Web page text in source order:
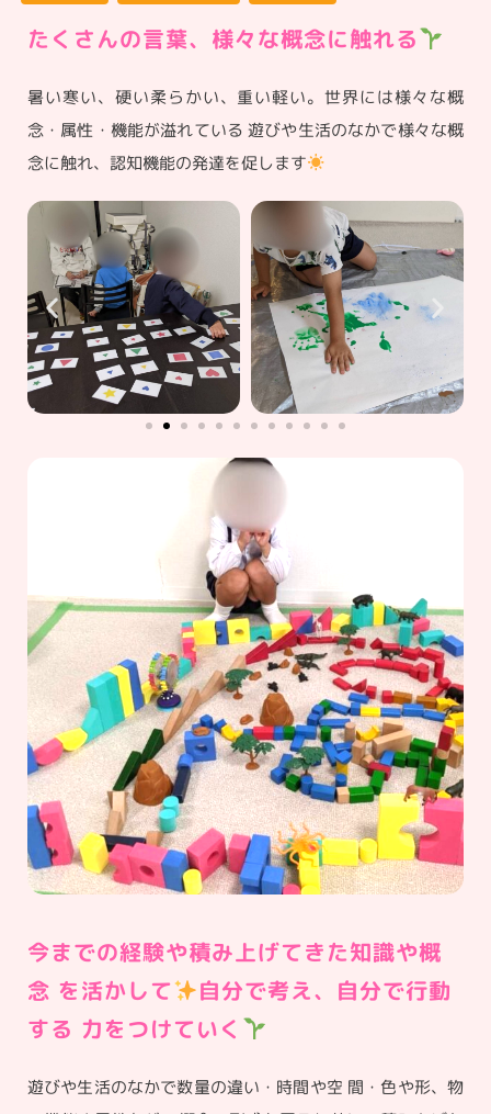
たくさんの言葉、様々な概念に触れる
暑い寒い、硬い柔らかい、重い軽い。世界には様々な概
念・属性・機能が溢れている 遊びや生活のなかで様々な概
念に触れ、認知機能の発達を促します
今までの経験や積み上げてきた知識や概
念 を活かして
自分で考え、自分で行動
する 力をつけていく
遊びや生活のなかで数量の違い・時間や空 間・色や形、物